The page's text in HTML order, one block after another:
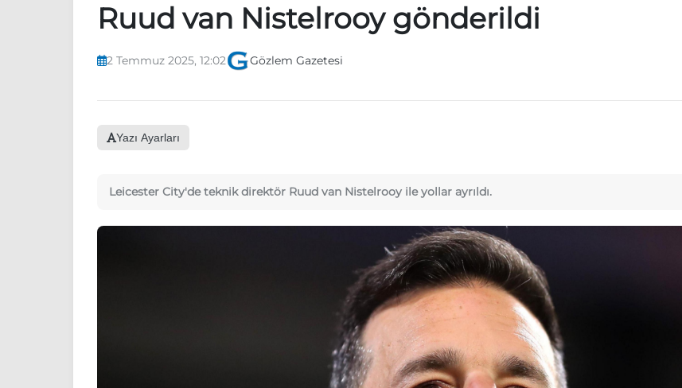
Ruud van Nistelrooy gönderildi
2 Temmuz 2025, 12:02 Gözlem Gazetesi
Yazı Ayarları
Leicester City'de teknik direktör Ruud van Nistelrooy ile yollar ayrıldı.